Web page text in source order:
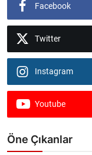
Facebook
Twitter
Instagram
Youtube
Öne Çıkanlar